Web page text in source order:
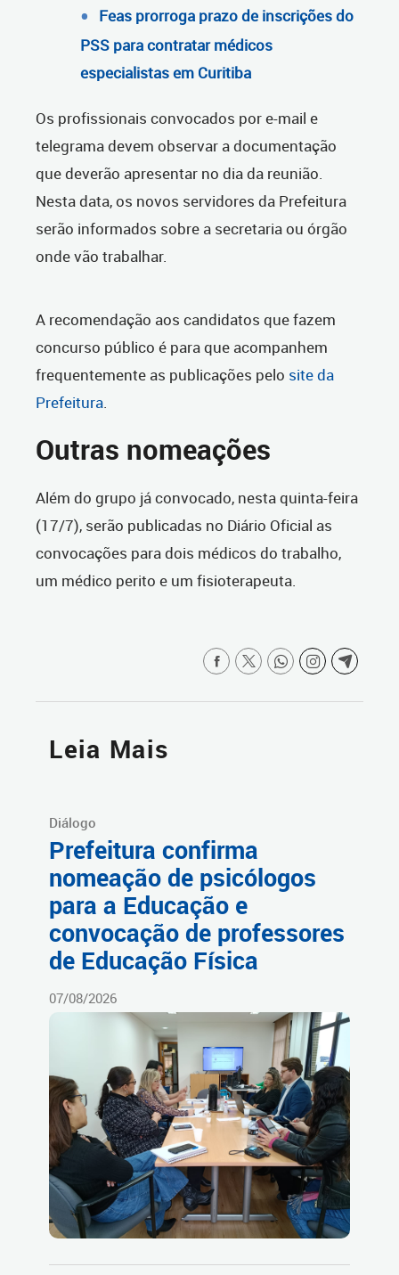
Feas prorroga prazo de inscrições do
PSS para contratar médicos
especialistas em Curitiba
Os profissionais convocados por e-mail e
telegrama devem observar a documentação
que deverão apresentar no dia da reunião.
Nesta data, os novos servidores da Prefeitura
serão informados sobre a secretaria ou órgão
onde vão trabalhar.
A recomendação aos candidatos que fazem
concurso público é para que acompanhem
frequentemente as publicações pelo site da
Prefeitura.
Outras nomeações
Além do grupo já convocado, nesta quinta-feira
(17/7), serão publicadas no Diário Oficial as
convocações para dois médicos do trabalho,
um médico perito e um fisioterapeuta.
Leia Mais
Diálogo
Prefeitura confirma
nomeação de psicólogos
para a Educação e
convocação de professores
de Educação Física
07/08/2026